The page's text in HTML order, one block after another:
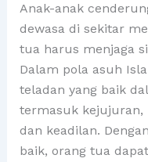
Anak-anak
dewasa di sekitar
tua harus menjaga
Dalam pola asuh
teladan yang baik
termasuk kejujuran,
dan keadilan.
baik, orang tua